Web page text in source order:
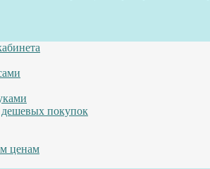
дешевых покупок
ценам